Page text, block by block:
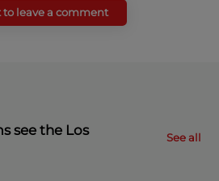
to leave a comment
see the Los
See all